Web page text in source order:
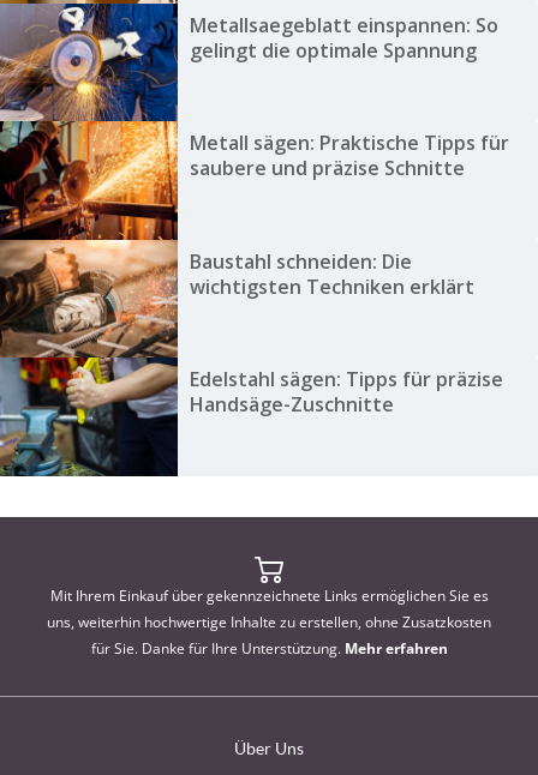
Metallsaegeblatt einspannen: So
gelingt die optimale Spannung
Metall sägen: Praktische Tipps für
saubere und präzise Schnitte
Baustahl schneiden: Die
wichtigsten Techniken erklärt
Edelstahl sägen: Tipps für präzise
Handsäge-Zuschnitte
Mit Ihrem Einkauf über gekennzeichnete Links ermöglichen Sie es
uns, weiterhin hochwertige Inhalte zu erstellen, ohne Zusatzkosten
für Sie. Danke für Ihre Unterstützung. Mehr erfahren
Über Uns